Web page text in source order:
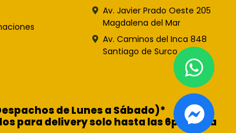
Av. Javier Prado Oeste 205
Magdalena del Mar
Av. Caminos del Inca 848
Santiago de Surco
de Lunes a Sábado)*
para delivery solo hasta las 6pm para